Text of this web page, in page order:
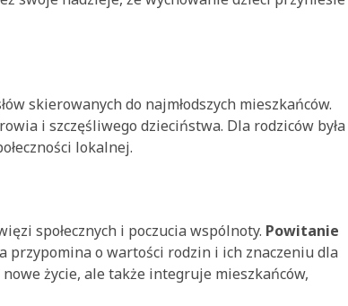
skierowanych do najmłodszych mieszkańców.
i szczęśliwego dzieciństwa. Dla rodziców była
lokalnej.
społecznych i poczucia wspólnoty. Powitanie
przypomina o wartości rodzin i ich znaczeniu dla
życie, ale także integruje mieszkańców,